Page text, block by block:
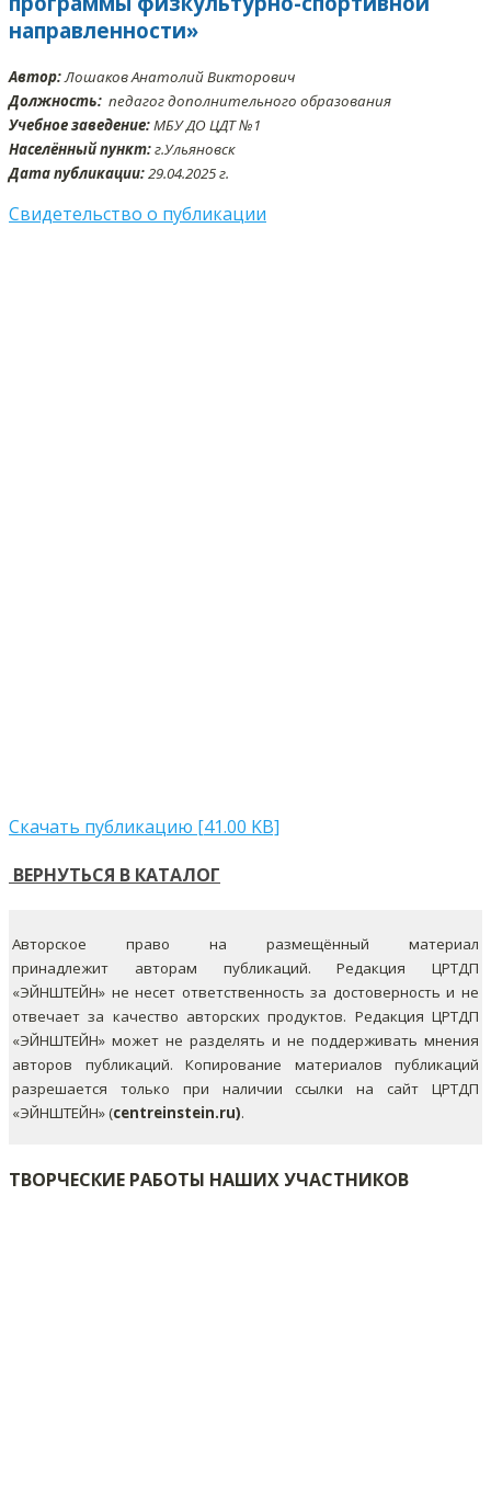
направленности»
Автор:Лошаков Анатолий Викторович
Должность: педагог дополнительного образования
Учебное заведение:МБУ ДО ЦДТ №1
Населённый пункт:г.Ульяновск
Дата публикации:29.04.2025 г.
Свидетельство о публикации
Скачать публикацию [41.00 KB]
ВЕРНУТЬСЯ В КАТАЛОГ
Авторское право на размещённый материал
принадлежит авторам публикаций. Редакция ЦРТДП
«ЭЙНШТЕЙН» не несет ответственность за достоверность и не
отвечает за качество авторских продуктов. Редакция ЦРТДП
«ЭЙНШТЕЙН» может не разделять и не поддерживать мнения
авторов публикаций. Копирование материалов публикаций
разрешается только при наличии ссылки на сайт ЦРТДП
«ЭЙНШТЕЙН» (centreinstein.ru).
ТВОРЧЕСКИЕ РАБОТЫ НАШИХ УЧАСТНИКОВ